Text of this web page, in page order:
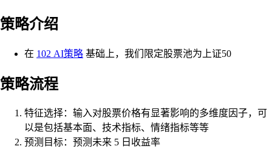
策略介绍
在 102 AI策略 基础上，我们限定股票池为上证50
策略流程
特征选择：输入对股票价格有显著影响的多维度因子，可
以是包括基本面、技术指标、情绪指标等等
预测目标：预测未来 5 日收益率